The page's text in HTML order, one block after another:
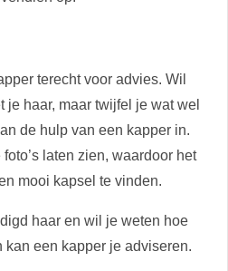
terecht voor advies. Wil
je haar, maar twijfel je wat wel
de hulp van een kapper in.
laten zien, waardoor het
mooi kapsel te vinden.
haar en wil je weten hoe
kan een kapper je adviseren.